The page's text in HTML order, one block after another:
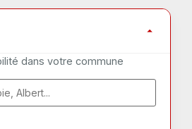
dans votre commune